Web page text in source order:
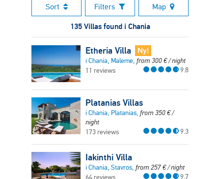
Sort Filters Map
135 Villas found i Chania
Etheria Villa Ny!
i Chania, Maleme, from 300€/ night
11 reviews
9.8
Platanias Villas
i Chania, Platanias, from 350€/
night
173 reviews
9.3
Iakinthi Villa
i Chania, Stavros, from 257€/ night
64 reviews
9.7